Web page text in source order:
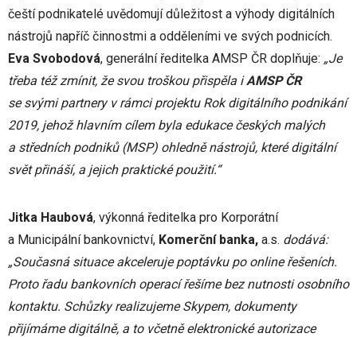
čeští podnikatelé uvědomují důležitost a výhody digitálních
nástrojů napříč činnostmi a odděleními ve svých podnicích.
Eva Svobodová, generální ředitelka AMSP ČR doplňuje: „Je
třeba též zmínit, že svou troškou přispěla iAMSP ČR
se svými partnery v rámci projektu Rok digitálního podnikání
2019, jehož hlavním cílem byla edukace českých malých
a středních podniků (MSP) ohledně nástrojů, které digitální
svět přináší, a jejich praktické použití.“
Jitka Haubová, výkonná ředitelka pro Korporátní
a Municipální bankovnictví, Komerční banka, a.s. dodává:
„Současná situace akceleruje poptávku po online řešeních.
Proto řadu bankovních operací řešíme bez nutnosti osobního
kontaktu. Schůzky realizujeme Skypem, dokumenty
přijímáme digitálně, a to včetně elektronické autorizace